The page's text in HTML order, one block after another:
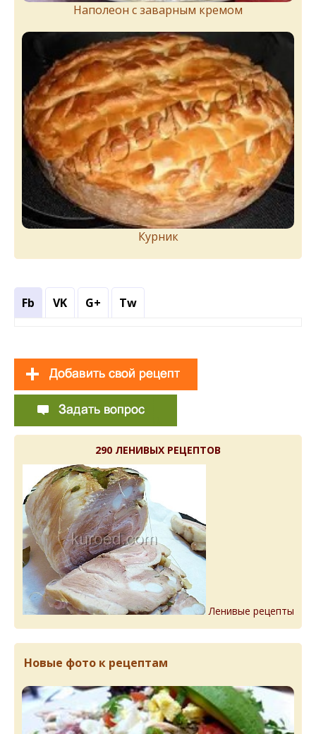
Наполеон с заварным кремом
Курник
Fb VK G+ Tw
290 ЛЕНИВЫХ РЕЦЕПТОВ
Ленивые рецепты
Новые фото к рецептам